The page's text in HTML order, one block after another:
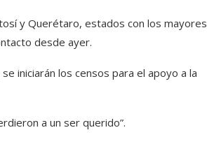
y Querétaro, estados con los mayores
desde ayer.
iniciarán los censos para el apoyo a la
a un ser querido”.